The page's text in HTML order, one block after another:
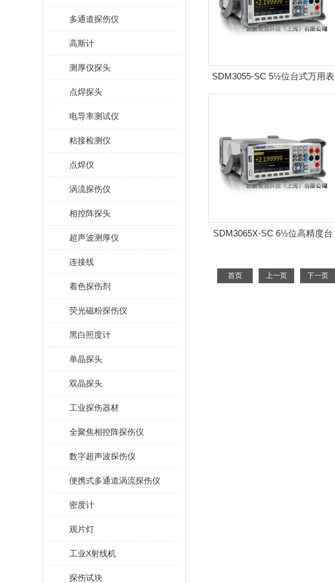
多通道探伤仪
高斯计
测厚仪探头
点焊探头
电导率测试仪
粘接检测仪
点焊仪
涡流探伤仪
相控阵探头
超声波测厚仪
连接线
着色探伤剂
荧光磁粉探伤仪
黑白照度计
单晶探头
双晶探头
工业探伤器材
全聚焦相控阵探伤仪
数字超声波探伤仪
便携式多通道涡流探伤仪
密度计
观片灯
工业X射线机
探伤试块
SDM3055-SC 5½位台式万用表
SDM3065X-SC 6½位高精度台
首页 上一页 下一页